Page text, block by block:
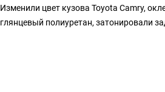
Изменили цвет кузова Toyota Camry,
глянцевый полиуретан, затонировали